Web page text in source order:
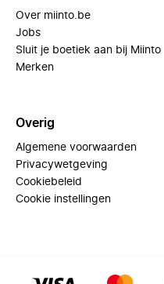
Over miinto.be
Jobs
Sluit je boetiek aan bij Miinto
Merken
Overig
Algemene voorwaarden
Privacywetgeving
Cookiebeleid
Cookie instellingen